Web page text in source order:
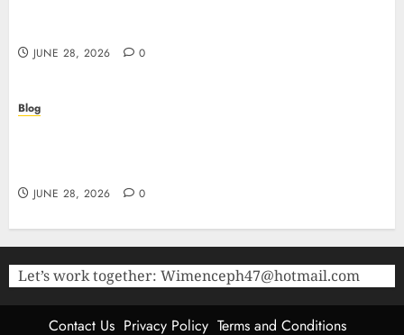
JUNE 28, 2026 0
Blog
JUNE 28, 2026 0
Let’s work together: Wimenceph47@hotmail.com
Contact Us Privacy Policy Terms and Conditions